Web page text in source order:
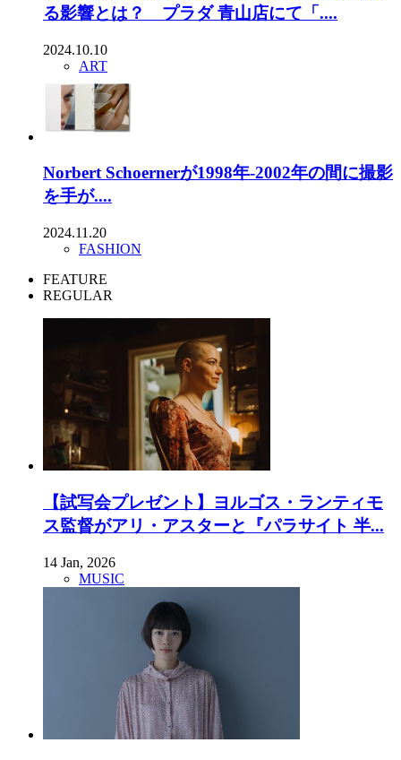
る影響とは？ プラダ 青山店にて「....
2024.10.10
ART
Norbert Schoernerが1998年-2002年の間に撮影
を手が....
2024.11.20
FASHION
FEATURE
REGULAR
【試写会プレゼント】ヨルゴス・ランティモ
ス監督がアリ・アスターと『パラサイト 半...
14 Jan, 2026
MUSIC